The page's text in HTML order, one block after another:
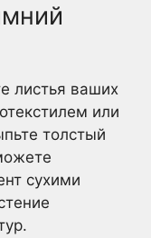
листья ваших
или
толстый
сухими